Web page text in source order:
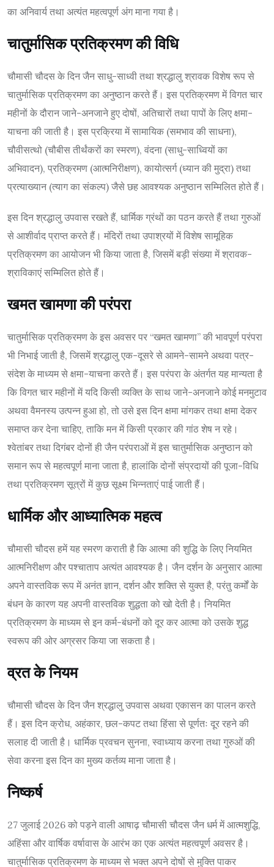
का अनिवार्य तथा अत्यंत महत्वपूर्ण अंग माना गया है।
चातुर्मासिक प्रतिक्रमण की विधि
चौमासी चौदस के दिन जैन साधु-साध्वी तथा श्रद्धालु श्रावक विशेष रूप से
चातुर्मासिक प्रतिक्रमण का अनुष्ठान करते हैं। इस प्रतिक्रमण में विगत चार
महीनों के दौरान जाने-अनजाने हुए दोषों, अतिचारों तथा पापों के लिए क्षमा-
याचना की जाती है। इस प्रक्रिया में सामायिक (समभाव की साधना),
चौवीसत्थो (चौबीस तीर्थंकरों का स्मरण), वंदना (साधु-साध्वियों का
अभिवादन), प्रतिक्रमण (आत्मनिरीक्षण), कायोत्सर्ग (ध्यान की मुद्रा) तथा
प्रत्याख्यान (त्याग का संकल्प) जैसे छह आवश्यक अनुष्ठान सम्मिलित होते हैं।
इस दिन श्रद्धालु उपवास रखते हैं, धार्मिक ग्रंथों का पठन करते हैं तथा गुरुओं
से आशीर्वाद प्राप्त करते हैं। मंदिरों तथा उपाश्रयों में विशेष सामूहिक
प्रतिक्रमण का आयोजन भी किया जाता है, जिसमें बड़ी संख्या में श्रावक-
श्राविकाएं सम्मिलित होते हैं।
खमत खामणा की परंपरा
चातुर्मासिक प्रतिक्रमण के इस अवसर पर “खमत खामणा” की भावपूर्ण परंपरा
भी निभाई जाती है, जिसमें श्रद्धालु एक-दूसरे से आमने-सामने अथवा पत्र-
संदेश के माध्यम से क्षमा-याचना करते हैं। इस परंपरा के अंतर्गत यह मान्यता है
कि विगत चार महीनों में यदि किसी व्यक्ति के साथ जाने-अनजाने कोई मनमुटाव
अथवा वैमनस्य उत्पन्न हुआ हो, तो उसे इस दिन क्षमा मांगकर तथा क्षमा देकर
समाप्त कर देना चाहिए, ताकि मन में किसी प्रकार की गांठ शेष न रहे।
श्वेतांबर तथा दिगंबर दोनों ही जैन परंपराओं में इस चातुर्मासिक अनुष्ठान को
समान रूप से महत्वपूर्ण माना जाता है, हालांकि दोनों संप्रदायों की पूजा-विधि
तथा प्रतिक्रमण सूत्रों में कुछ सूक्ष्म भिन्नताएं पाई जाती हैं।
धार्मिक और आध्यात्मिक महत्व
चौमासी चौदस हमें यह स्मरण कराती है कि आत्मा की शुद्धि के लिए नियमित
आत्मनिरीक्षण और पश्चाताप अत्यंत आवश्यक है। जैन दर्शन के अनुसार आत्मा
अपने वास्तविक रूप में अनंत ज्ञान, दर्शन और शक्ति से युक्त है, परंतु कर्मों के
बंधन के कारण यह अपनी वास्तविक शुद्धता को खो देती है। नियमित
प्रतिक्रमण के माध्यम से इन कर्म-बंधनों को दूर कर आत्मा को उसके शुद्ध
स्वरूप की ओर अग्रसर किया जा सकता है।
व्रत के नियम
चौमासी चौदस के दिन जैन श्रद्धालु उपवास अथवा एकासन का पालन करते
हैं। इस दिन क्रोध, अहंकार, छल-कपट तथा हिंसा से पूर्णतः दूर रहने की
सलाह दी जाती है। धार्मिक प्रवचन सुनना, स्वाध्याय करना तथा गुरुओं की
सेवा करना इस दिन का मुख्य कर्तव्य माना जाता है।
निष्कर्ष
27 जुलाई 2026 को पड़ने वाली आषाढ़ चौमासी चौदस जैन धर्म में आत्मशुद्धि,
अहिंसा और वार्षिक वर्षावास के आरंभ का एक अत्यंत महत्वपूर्ण अवसर है।
चातुर्मासिक प्रतिक्रमण के माध्यम से भक्त अपने दोषों से मुक्ति पाकर